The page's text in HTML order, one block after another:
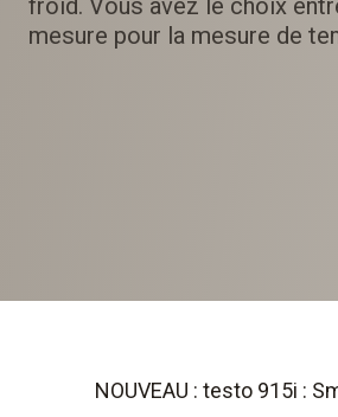
froid. Vous avez le choix
mesure pour la mesure de
NOUVEAU : testo 915i :